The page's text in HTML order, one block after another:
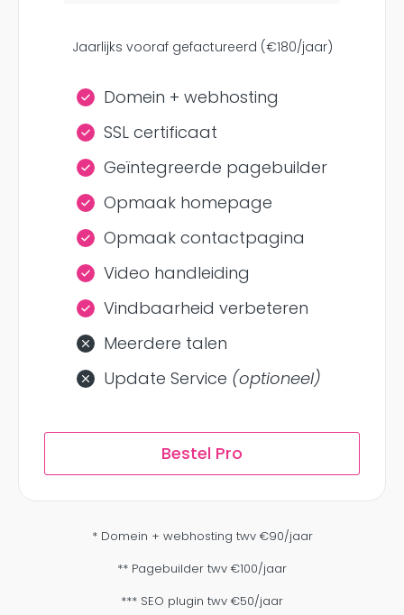
Jaarlijks vooraf gefactureerd (€180/jaar)
Domein + webhosting
SSL certificaat
Geïntegreerde pagebuilder
Opmaak homepage
Opmaak contactpagina
Video handleiding
Vindbaarheid verbeteren
Meerdere talen
Update Service (optioneel)
Bestel Pro
* Domein + webhosting twv €90/jaar
** Pagebuilder twv €100/jaar
*** SEO plugin twv €50/jaar